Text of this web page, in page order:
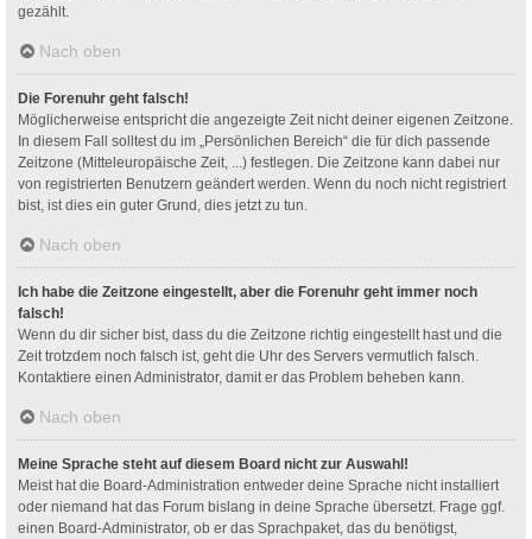
gezählt.
Nach oben
Die Forenuhr geht falsch!
Möglicherweise entspricht die angezeigte Zeit nicht deiner eigenen Zeitzone.
In diesem Fall solltest du im „Persönlichen Bereich“ die für dich passende
Zeitzone (Mitteleuropäische Zeit, ...) festlegen. Die Zeitzone kann dabei nur
von registrierten Benutzern geändert werden. Wenn du noch nicht registriert
bist, ist dies ein guter Grund, dies jetzt zu tun.
Nach oben
Ich habe die Zeitzone eingestellt, aber die Forenuhr geht immer noch
falsch!
Wenn du dir sicher bist, dass du die Zeitzone richtig eingestellt hast und die
Zeit trotzdem noch falsch ist, geht die Uhr des Servers vermutlich falsch.
Kontaktiere einen Administrator, damit er das Problem beheben kann.
Nach oben
Meine Sprache steht auf diesem Board nicht zur Auswahl!
Meist hat die Board-Administration entweder deine Sprache nicht installiert
oder niemand hat das Forum bislang in deine Sprache übersetzt. Frage ggf.
einen Board-Administrator, ob er das Sprachpaket, das du benötigst,